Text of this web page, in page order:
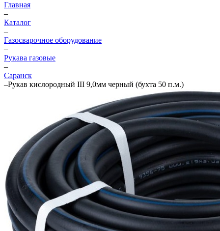
Главная
–
Каталог
–
Газосварочное оборудование
–
Рукава газовые
–
Саранск
–Рукав кислородный III 9,0мм черный (бухта 50 п.м.)